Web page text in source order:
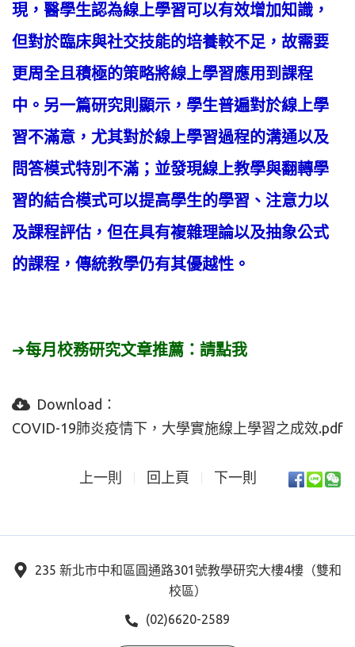
現，醫學生認為線上學習可以有效增加知識，
但對於臨床與社交技能的培養較不足，故需要
更周全且積極的策略將線上學習應用到課程
中。另一篇研究則顯示，學生普遍對於線上學
習不滿意，尤其對於線上學習過程的溝通以及
問答模式特別不滿；並發現線上教學與翻轉學
習的結合模式可以提高學生的學習、注意力以
及課程評估，但在具有複雜理論以及抽象公式
的課程，傳統教學仍有其優越性。
➔每月校務研究文章推薦： 請點我
Download：
COVID-19肺炎疫情下，大學實施線上學習之成效.pdf
上一則 回上頁 下一則
235 新北市中和區圓通路301號教學研究大樓4樓（雙和
校區）
(02)6620-2589